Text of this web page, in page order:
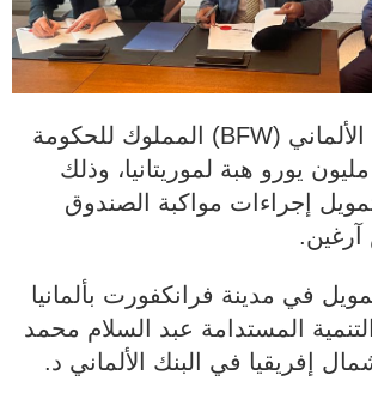
قدم بنك التنمية الألماني (BFW) المملوك للحكومة
للألمانية مبلغ 2 مليون يورو هبة لموريتانيا، وذلك
إجراءات مواكبة الصندوق
آرغين.
في مدينة فرانكفورت بألمانيا
المستدامة عبد السلام محمد
إفريقيا في البنك الألماني د.